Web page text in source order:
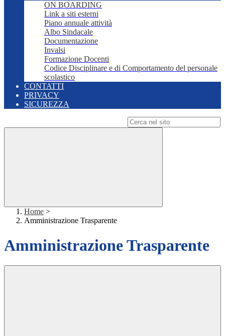
ON BOARDING
Link a siti esterni
Piano annuale attività
Albo Sindacale
Documentazione
Invalsi
Formazione Docenti
Codice Disciplinare e di Comportamento del personale
scolastico
CONTATTI
PRIVACY
SICUREZZA
Home >
Amministrazione Trasparente
Amministrazione Trasparente